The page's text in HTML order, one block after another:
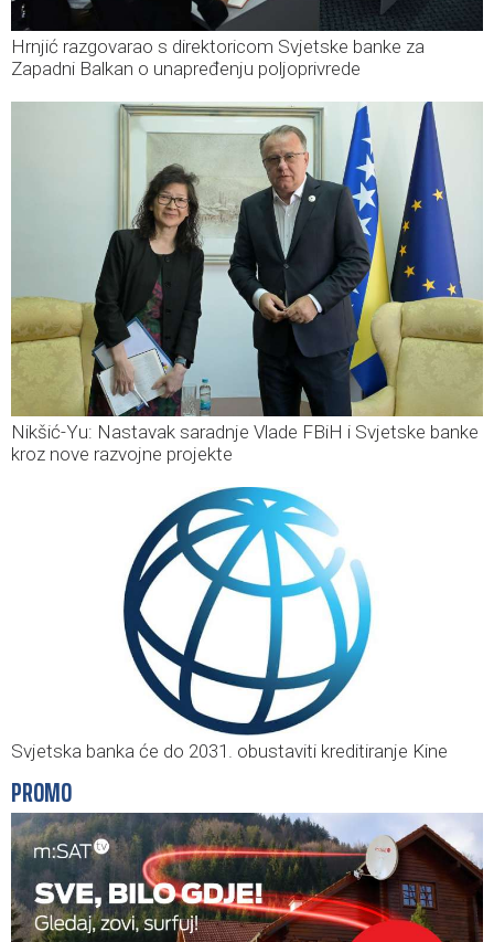
Hrnjić razgovarao s direktoricom Svjetske banke za
Zapadni Balkan o unapređenju poljoprivrede
Nikšić-Yu: Nastavak saradnje Vlade FBiH i Svjetske banke
kroz nove razvojne projekte
Svjetska banka će do 2031. obustaviti kreditiranje Kine
PROMO